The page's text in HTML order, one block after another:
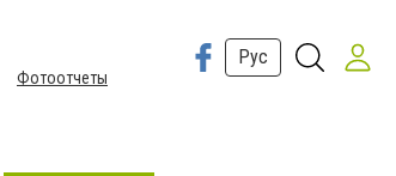
Фотоотчеты
Рус